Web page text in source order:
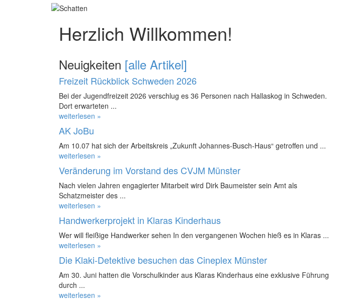
Herzlich Willkommen!
Neuigkeiten [alle Artikel]
Freizeit Rückblick Schweden 2026
Bei der Jugendfreizeit 2026 verschlug es 36 Personen nach Hallaskog in Schweden.
Dort erwarteten ...
weiterlesen »
AK JoBu
Am 10.07 hat sich der Arbeitskreis „Zukunft Johannes-Busch-Haus“ getroffen und ...
weiterlesen »
Veränderung im Vorstand des CVJM Münster
Nach vielen Jahren engagierter Mitarbeit wird Dirk Baumeister sein Amt als
Schatzmeister des ...
weiterlesen »
Handwerkerprojekt in Klaras Kinderhaus
Wer will fleißige Handwerker sehen In den vergangenen Wochen hieß es in Klaras ...
weiterlesen »
Die Klaki-Detektive besuchen das Cineplex Münster
Am 30. Juni hatten die Vorschulkinder aus Klaras Kinderhaus eine exklusive Führung
durch ...
weiterlesen »